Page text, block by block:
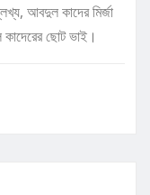
আবদুল কাদের মির্জা
ছোট ভাই।